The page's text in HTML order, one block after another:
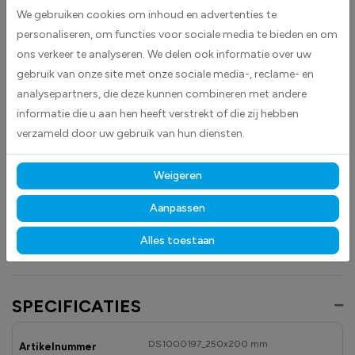
Doof hier uw sigaret stickers worden geleverd als contourgesneden
bezoekers hun sigaret moeten doven, wat bijdraagt aan een veilige en
rookvrije omgeving.
De stickers vallen op door hun duidelijke vorm en kleurgebruik, zodat ze
direct de aandacht trekken en de boodschap effectief overbrengen.
Gemaakt van hoogwaardige high-tack folie, hechten deze
stickers betrouwbaar op vrijwel elk oppervlak.
duurzame materialen blijven ze langdurig zichtbaar en goed leesbaar,
zowel binnen als buiten, bestand tegen licht, vocht en dagelijks gebruik.
Bekijk ook onze andere verboden te roken stickers
SPECIFICATIES
Artikelnummer DS1000197_250x200 mm
We gebruiken cookies om inhoud en advertenties te
personaliseren, om functies voor sociale media te bieden en om
ons verkeer te analyseren. We delen ook informatie over uw
gebruik van onze site met onze sociale media-, reclame- en
analysepartners, die deze kunnen combineren met andere
informatie die u aan hen heeft verstrekt of die zij hebben
verzameld door uw gebruik van hun diensten.
Weigeren
Aanpassen
Alles toestaan